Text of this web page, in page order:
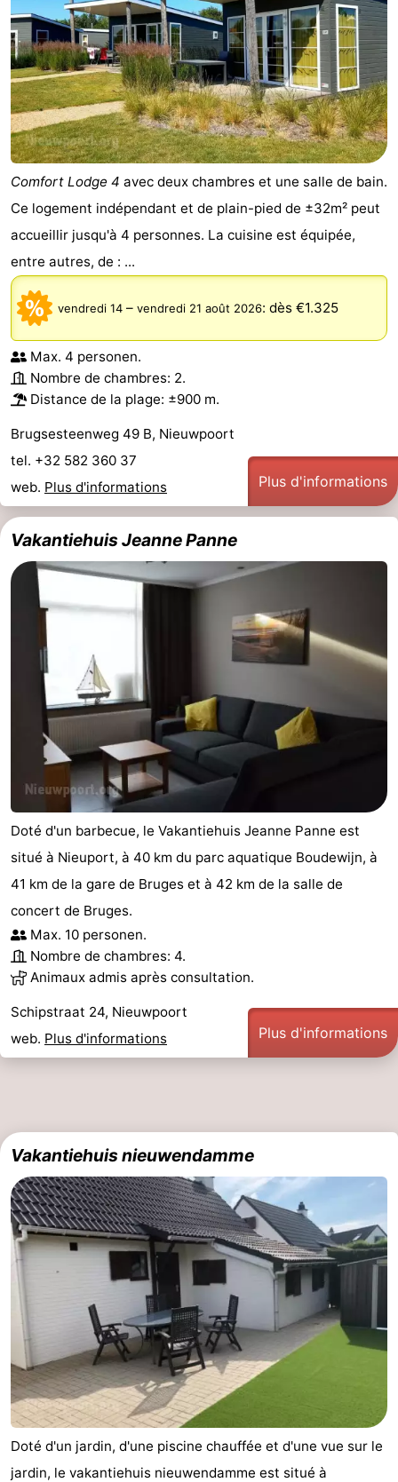
Comfort Lodge 4 avec deux chambres et une salle de bain.
Ce logement indépendant et de plain-pied de ±32m² peut
accueillir jusqu'à 4 personnes. La cuisine est équipée,
entre autres, de : ...
vendredi 14 – vendredi 21 août 2026: dès €1.325
Max. 4 personen.
Nombre de chambres: 2.
Distance de la plage: ±900 m.
Brugsesteenweg 49 B, Nieuwpoort
tel. +32 582 360 37
web. Plus d'informations Plus d'informations
Vakantiehuis Jeanne Panne
Doté d'un barbecue, le Vakantiehuis Jeanne Panne est
situé à Nieuport, à 40 km du parc aquatique Boudewijn, à
41 km de la gare de Bruges et à 42 km de la salle de
concert de Bruges.
Max. 10 personen.
Nombre de chambres: 4.
Animaux admis après consultation.
Schipstraat 24, Nieuwpoort
web. Plus d'informations Plus d'informations
Vakantiehuis nieuwendamme
Doté d'un jardin, d'une piscine chauffée et d'une vue sur le
jardin, le vakantiehuis nieuwendamme est situé à